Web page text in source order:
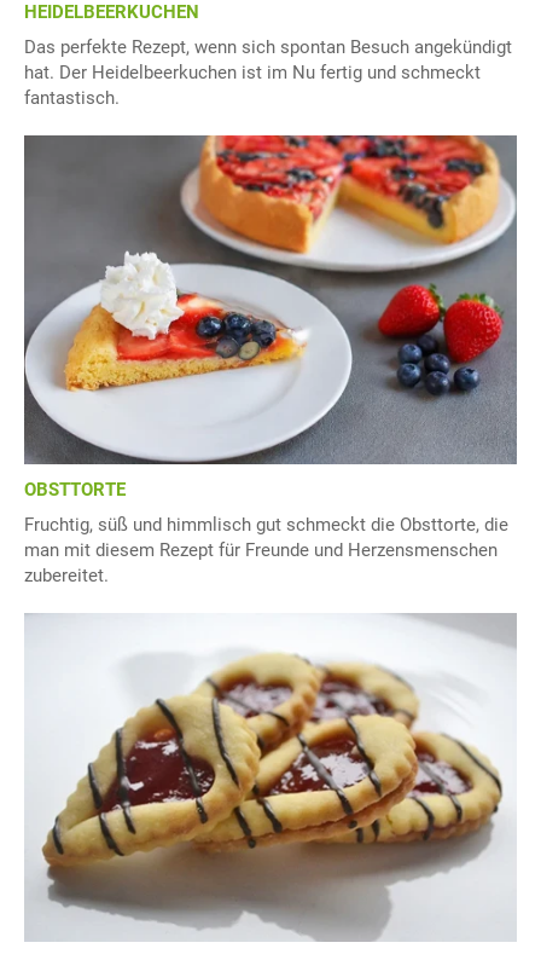
HEIDELBEERKUCHEN
Das perfekte Rezept, wenn sich spontan Besuch angekündigt
hat. Der Heidelbeerkuchen ist im Nu fertig und schmeckt
fantastisch.
OBSTTORTE
Fruchtig, süß und himmlisch gut schmeckt die Obsttorte, die
man mit diesem Rezept für Freunde und Herzensmenschen
zubereitet.